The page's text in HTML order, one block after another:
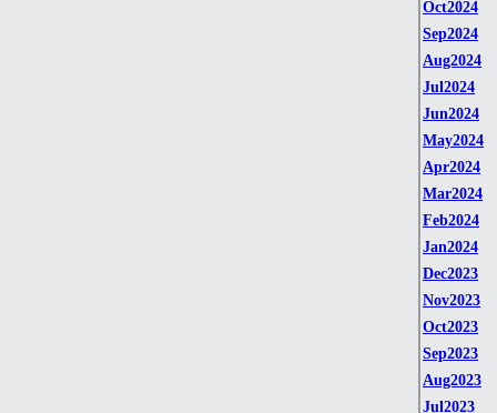
Oct2024
Sep2024
Aug2024
Jul2024
Jun2024
May2024
Apr2024
Mar2024
Feb2024
Jan2024
Dec2023
Nov2023
Oct2023
Sep2023
Aug2023
Jul2023